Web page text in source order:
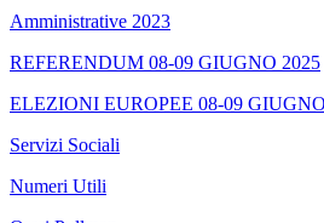
Amministrative 2023
REFERENDUM 08-09 GIUGNO 2025
ELEZIONI EUROPEE 08-09
Servizi Sociali
Numeri Utili